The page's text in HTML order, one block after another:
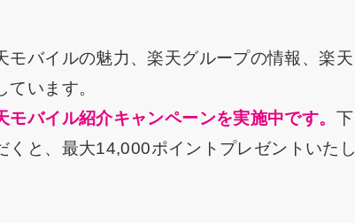
バイルの魅力、楽天グループの情報、楽天
います。
バイル紹介キャンペーンを実施中です。 下
と、最大14,000ポイントプレゼントいたし